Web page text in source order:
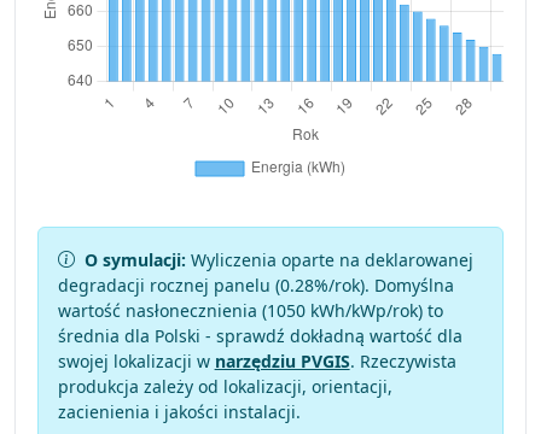
O symulacji: Wyliczenia oparte na deklarowanej
degradacji rocznej panelu (0.28%/rok). Domyślna
wartość nasłonecznienia (1050 kWh/kWp/rok) to
średnia dla Polski - sprawdź dokładną wartość dla
swojej lokalizacji w narzędziu PVGIS. Rzeczywista
produkcja zależy od lokalizacji, orientacji,
zacienienia i jakości instalacji.